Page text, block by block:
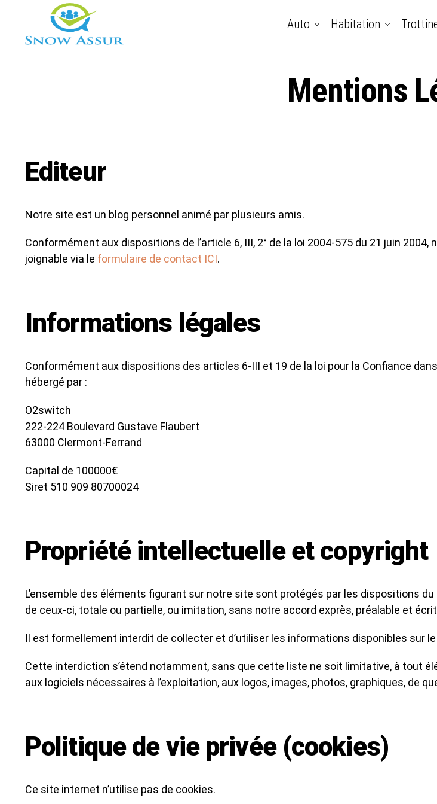
Auto Habitation
Mentions
Editeur
Notre site est un blog personnel animé par plusieurs amis.
Conformément aux dispositions de l’article 6, III, 2° de la loi 2004-575 du 21 juin
joignable via le formulaire de contact ICI.
Informations légales
Conformément aux dispositions des articles 6-III et 19 de la loi pour la Confiance
hébergé par :
O2switch
222-224 Boulevard Gustave Flaubert
63000 Clermont-Ferrand
Capital de 100000€
Siret 510 909 80700024
Propriété intellectuelle et copyright
L’ensemble des éléments figurant sur notre site sont protégés par les dispositions
de ceux-ci, totale ou partielle, ou imitation, sans notre accord exprès, préalable et
Il est formellement interdit de collecter et d’utiliser les informations disponibles sur
Cette interdiction s’étend notamment, sans que cette liste ne soit limitative, à tout
aux logiciels nécessaires à l’exploitation, aux logos, images, photos, graphiques, de
Politique de vie privée (cookies)
Ce site internet n’utilise pas de cookies.